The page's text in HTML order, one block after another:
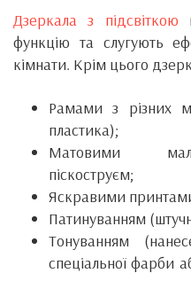
Дзеркала з підсвіткою
функцію та слугують
кімнати. Крім цього
Рамами з різних
пластика);
Матовими
піскоструєм;
Яскравими
Патинуванням
Тонуванням
спеціальної фарби